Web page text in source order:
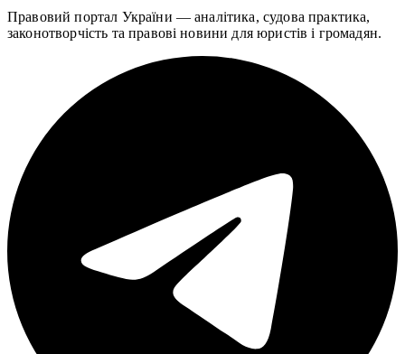
Правовий портал України — аналітика, судова практика,
законотворчість та правові новини для юристів і громадян.